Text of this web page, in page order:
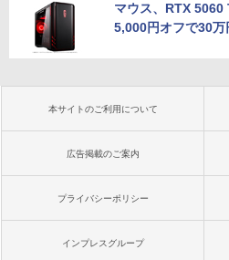
マウス、RTX 5060
5,000円オフで30万
本サイトのご利用について
広告掲載のご案内
プライバシーポリシー
インプレスグループ